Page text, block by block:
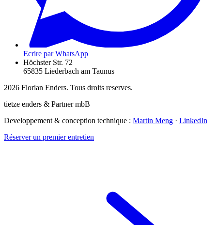
Ecrire par WhatsApp
Höchster Str. 72
65835 Liederbach am Taunus
2026 Florian Enders. Tous droits reserves.
tietze enders & Partner mbB
Developpement & conception technique : Martin Meng · LinkedIn
Réserver un premier entretien